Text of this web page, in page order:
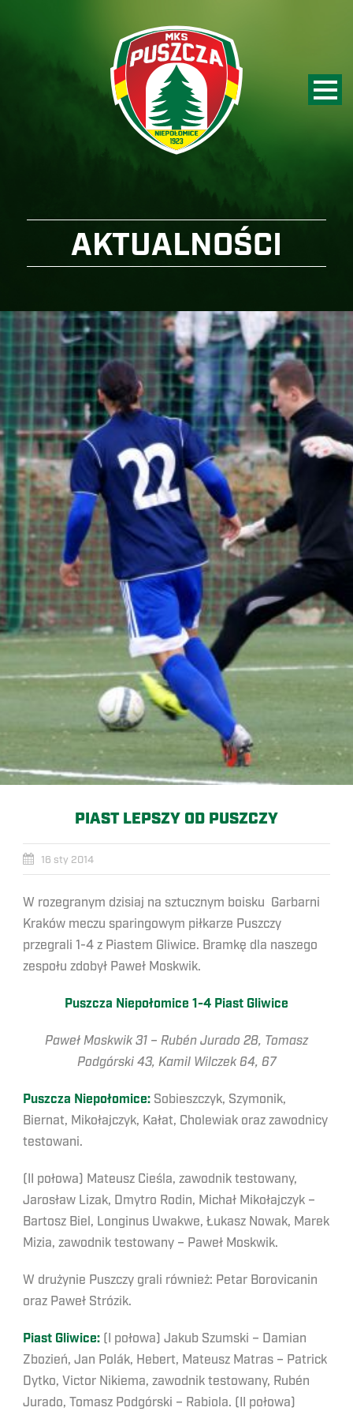
AKTUALNOŚCI
PIAST LEPSZY OD PUSZCZY
16 sty 2014
W rozegranym dzisiaj na sztucznym boisku Garbarni
Kraków meczu sparingowym piłkarze Puszczy
przegrali 1-4 z Piastem Gliwice. Bramkę dla naszego
zespołu zdobył Paweł Moskwik.
Puszcza Niepołomice 1-4 Piast Gliwice
Paweł Moskwik 31 – Rubén Jurado 28, Tomasz
Podgórski 43, Kamil Wilczek 64, 67
Puszcza Niepołomice: Sobieszczyk, Szymonik,
Biernat, Mikołajczyk, Kałat, Cholewiak oraz zawodnicy
testowani.
(II połowa) Mateusz Cieśla, zawodnik testowany,
Jarosław Lizak, Dmytro Rodin, Michał Mikołajczyk –
Bartosz Biel, Longinus Uwakwe, Łukasz Nowak, Marek
Mizia, zawodnik testowany – Paweł Moskwik.
W drużynie Puszczy grali również: Petar Borovicanin
oraz Paweł Strózik.
Piast Gliwice: (I połowa) Jakub Szumski – Damian
Zbozień, Jan Polák, Hebert, Mateusz Matras – Patrick
Dytko, Victor Nikiema, zawodnik testowany, Rubén
Jurado, Tomasz Podgórski – Rabiola. (II połowa)